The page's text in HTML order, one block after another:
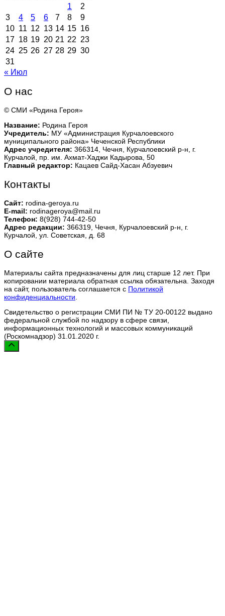
1
2
3
4 5 6 7 8
9
10 11 12 13 14 15 16
17 18 19 20 21 22 23
24 25 26 27 28 29 30
31
« Июл
О нас
© СМИ «Родина Героя»
Название: Родина Героя
Учредитель: МУ «Администрация Курчалоевского
муниципального района» Чеченской Республики
Адрес учредителя: 366314, Чечня, Курчалоевский р-н, г.
Курчалой, пр. им. Ахмат-Хаджи Кадырова, 50
Главный редактор: Кацаев Сайд-Хасан Абзуевич
Контакты
Сайт: rodina-geroya.ru
E-mail: rodinageroya@mail.ru
Телефон: 8(928) 744-42-50
Адрес редакции: 366319, Чечня, Курчалоевский р-н, г.
Курчалой, ул. Советская, д. 68
О сайте
Материалы сайта предназначены для лиц старше 12 лет. При
копировании материала обратная ссылка обязательна. Заходя
на сайт, пользователь соглашается с Политикой
конфиденциальности